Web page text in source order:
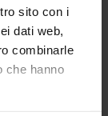
sito con i
dati web,
combinarle
che hanno
terze parti
B57